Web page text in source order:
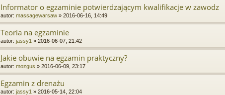
Informator o egzaminie potwierdzającym kwalifikacje w zawodz
autor: massagewarsaw » 2016-06-16, 14:49
Teoria na egzaminie
autor: jassy1 » 2016-06-07, 21:42
Jakie obuwie na egzamin praktyczny?
autor: mozgus » 2016-06-09, 23:17
Egzamin z drenażu
autor: jassy1 » 2016-05-14, 22:04